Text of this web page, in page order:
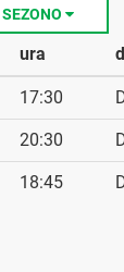
ura
17:30
20:30
18:45